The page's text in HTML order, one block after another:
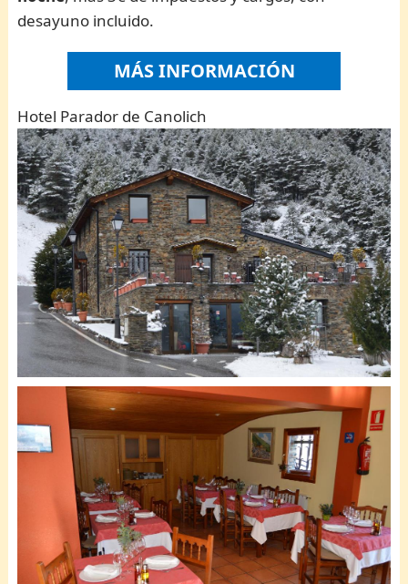
desayuno incluido.
MÁS INFORMACIÓN
Hotel Parador de Canolich